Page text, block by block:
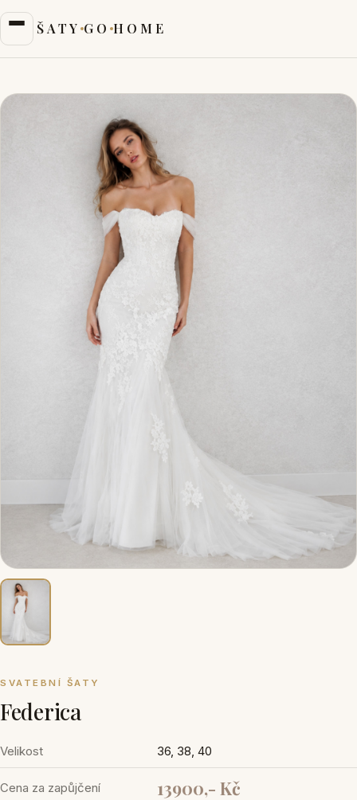
ŠATY GO HOME
SVATEBNÍ ŠATY
Federica
Velikost 36, 38, 40
Cena za zapůjčení 13900,- Kč